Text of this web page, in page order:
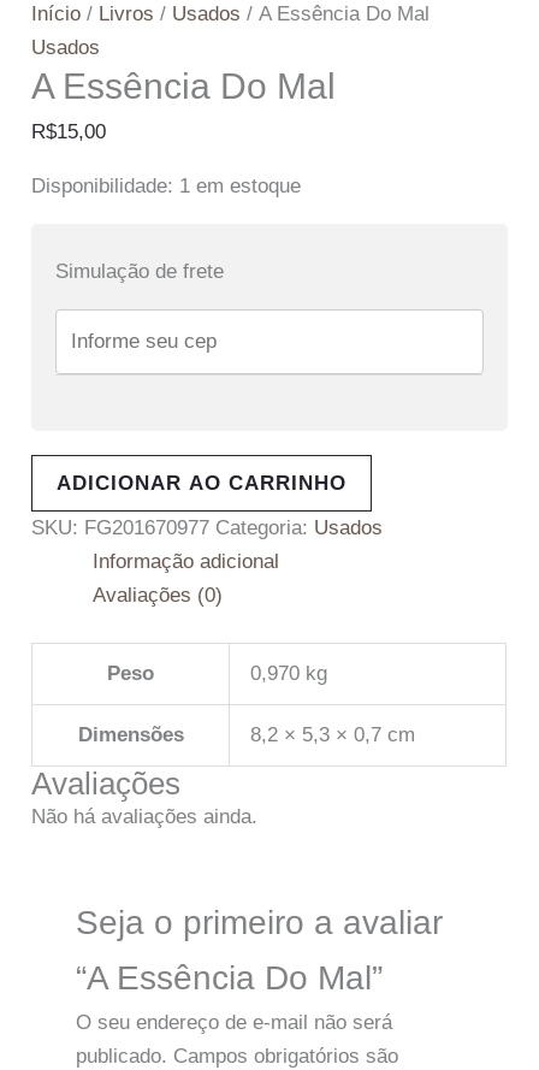
Início / Livros / Usados / A Essência Do Mal
Usados
A Essência Do Mal
R$15,00
Disponibilidade: 1 em estoque
Simulação de frete
ADICIONAR AO CARRINHO
SKU: FG201670977 Categoria: Usados
Informação adicional
Avaliações (0)
Peso 0,970 kg
Dimensões 8,2 × 5,3 × 0,7 cm
Avaliações
Não há avaliações ainda.
Seja o primeiro a avaliar
“A Essência Do Mal”
O seu endereço de e-mail não será
publicado. Campos obrigatórios são